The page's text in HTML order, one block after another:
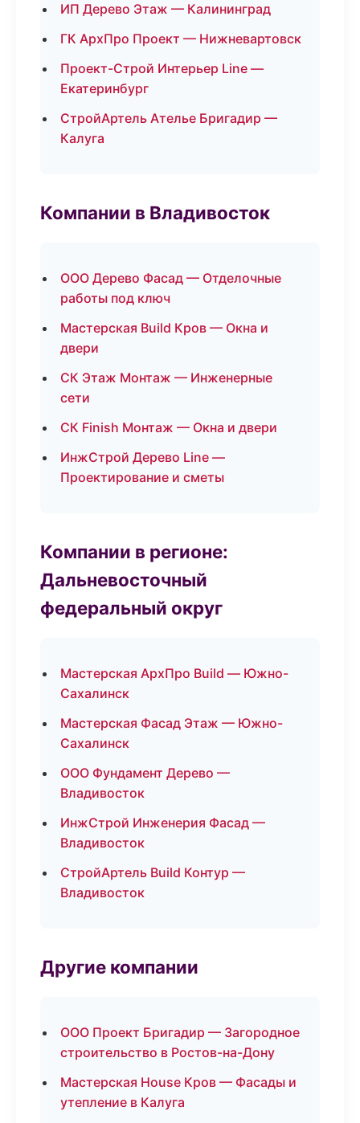
ИП Дерево Этаж — Калининград
ГК АрхПро Проект — Нижневартовск
Проект-Строй Интерьер Line —
Екатеринбург
СтройАртель Ателье Бригадир —
Калуга
Компании в Владивосток
ООО Дерево Фасад — Отделочные
работы под ключ
Мастерская Build Кров — Окна и
двери
СК Этаж Монтаж — Инженерные
сети
СК Finish Монтаж — Окна и двери
ИнжСтрой Дерево Line —
Проектирование и сметы
Компании в регионе:
Дальневосточный
федеральный округ
Мастерская АрхПро Build — Южно-
Сахалинск
Мастерская Фасад Этаж — Южно-
Сахалинск
ООО Фундамент Дерево —
Владивосток
ИнжСтрой Инженерия Фасад —
Владивосток
СтройАртель Build Контур —
Владивосток
Другие компании
ООО Проект Бригадир — Загородное
строительство в Ростов-на-Дону
Мастерская House Кров — Фасады и
утепление в Калуга